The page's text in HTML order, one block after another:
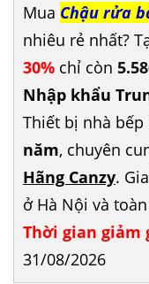
Mua Chậu rửa
nhiêu rẻ nhất?
30% chỉ còn
Nhập khẩu
Thiết bị nhà bếp
năm, chuyên
Hãng Canzy.
ở Hà Nội và
Thời gian giảm
31/08/2026